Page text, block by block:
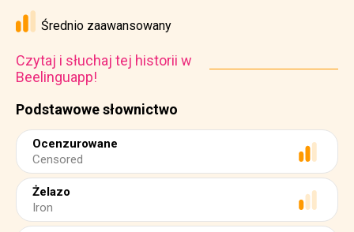
Podstawowe słownictwo
Ocenzurowane
Censored
Żelazo
Iron
Średnio zaawansowany
Czytaj i słuchaj tej historii w
Beelinguapp!